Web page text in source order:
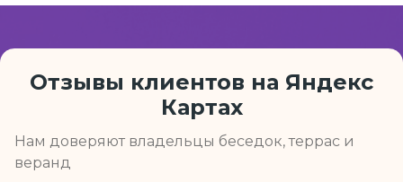
Отзывы клиентов на Яндекс
Картах
Нам доверяют владельцы беседок, террас и
веранд